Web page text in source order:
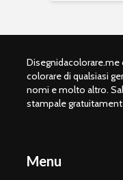
colorare di qualsiasi
nomi e molto altro.
stampale
Menu